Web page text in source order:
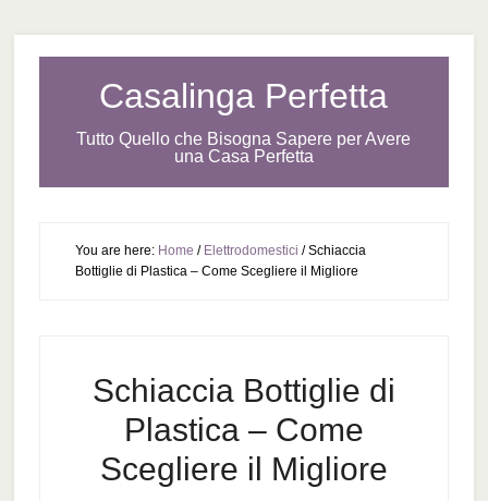
Casalinga Perfetta
Tutto Quello che Bisogna Sapere per Avere
una Casa Perfetta
You are here: Home / Elettrodomestici /Schiaccia
Bottiglie di Plastica – Come Scegliere il Migliore
Schiaccia Bottiglie di
Plastica – Come
Scegliere il Migliore